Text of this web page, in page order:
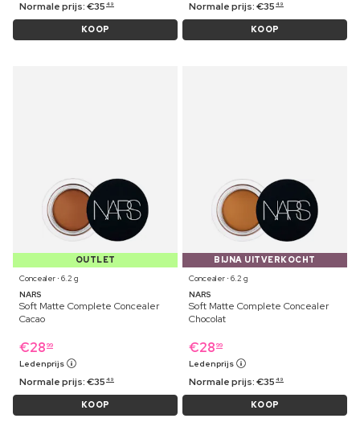
Normale prijs:€35 49
KOOP
Normale prijs:€35 49
KOOP
OUTLET
Concealer ⋅ 6.2 g
NARS
Soft Matte Complete Concealer
Cacao
€28 99
Ledenprijs
Normale prijs:€35 49
KOOP
BIJNA UITVERKOCHT
Concealer ⋅ 6.2 g
NARS
Soft Matte Complete Concealer
Chocolat
€28 99
Ledenprijs
Normale prijs:€35 49
KOOP